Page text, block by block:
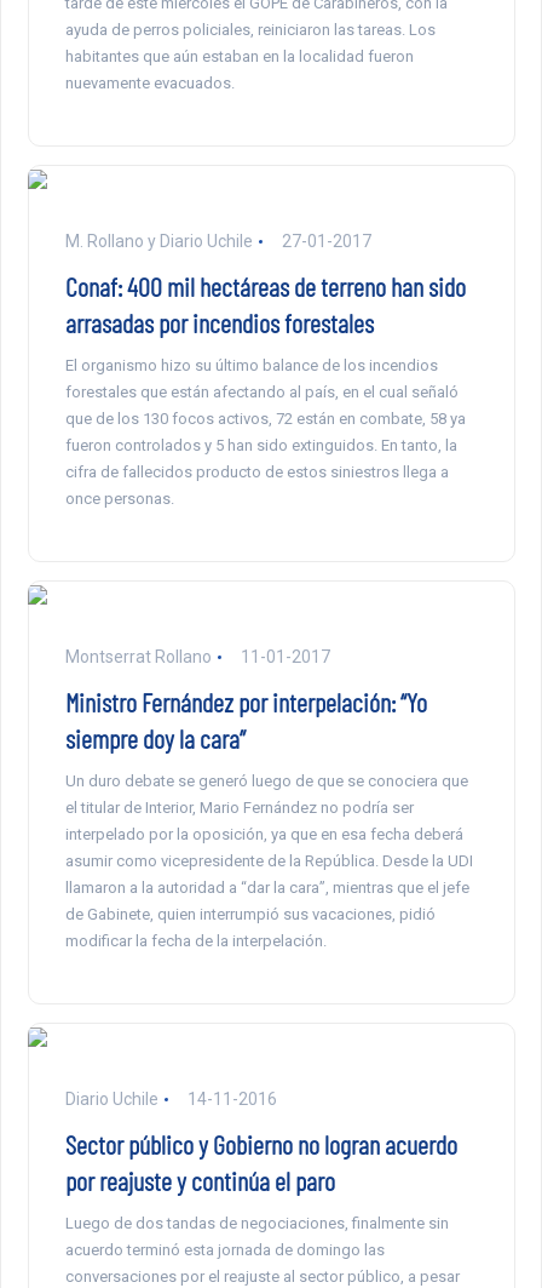
ayuda de perros policiales, reiniciaron las tareas. Los
habitantes que aún estaban en la localidad fueron
nuevamente evacuados.
M. Rollano y Diario Uchile 27-01-2017
Conaf: 400 mil hectáreas de terreno han sido
arrasadas por incendios forestales
El organismo hizo su último balance de los incendios
forestales que están afectando al país, en el cual señaló
que de los 130 focos activos, 72 están en combate, 58 ya
fueron controlados y 5 han sido extinguidos. En tanto, la
cifra de fallecidos producto de estos siniestros llega a
once personas.
Montserrat Rollano 11-01-2017
Ministro Fernández por interpelación: “Yo
siempre doy la cara”
Un duro debate se generó luego de que se conociera que
el titular de Interior, Mario Fernández no podría ser
interpelado por la oposición, ya que en esa fecha deberá
asumir como vicepresidente de la República. Desde la UDI
llamaron a la autoridad a “dar la cara”, mientras que el jefe
de Gabinete, quien interrumpió sus vacaciones, pidió
modificar la fecha de la interpelación.
Diario Uchile 14-11-2016
Sector público y Gobierno no logran acuerdo
por reajuste y continúa el paro
Luego de dos tandas de negociaciones, finalmente sin
acuerdo terminó esta jornada de domingo las
conversaciones por el reajuste al sector público, a pesar